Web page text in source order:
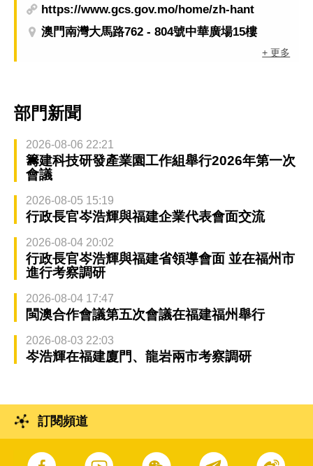
https://www.gcs.gov.mo/home/zh-hant
澳門南灣大馬路762 - 804號中華廣場15樓
+ 更多
部門新聞
2026-08-06 22:21
籌建科技研發產業園工作組舉行2026年第一次
會議
2026-08-05 15:19
行政長官岑浩輝與福建企業代表會面交流
2026-08-04 20:02
行政長官岑浩輝與福建省領導會面 並在福州市
進行考察調研
2026-08-04 17:47
閩澳合作會議第五次會議在福建福州舉行
2026-08-03 22:03
岑浩輝在福建廈門、龍岩兩市考察調研
訂閱頻道